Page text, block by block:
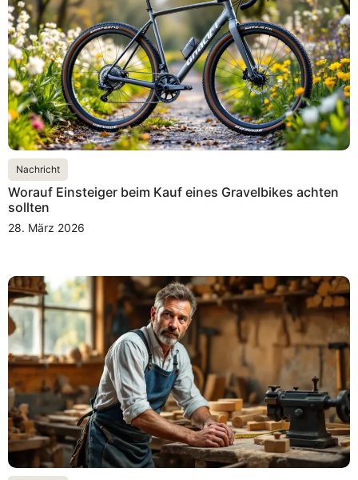
Nachricht
Worauf Einsteiger beim Kauf eines Gravelbikes achten
sollten
28. März 2026